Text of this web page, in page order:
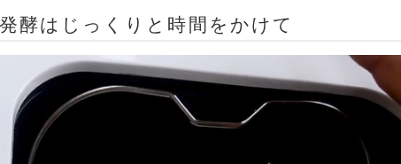
酵はじっくりと時間をかけて